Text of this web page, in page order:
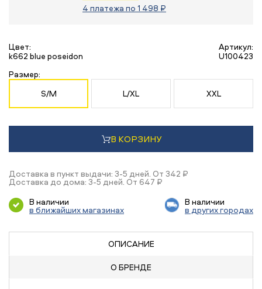
4 платежа по 1 498 ₽
Цвет:
k662 blue poseidon
Артикул:
U100423
Размер:
S/M
L/XL XXL
В КОРЗИНУ
Доставка в пункт выдачи: 3-5 дней. От 342 ₽
Доставка до дома: 3-5 дней. От 647 ₽
В наличии
в ближайших магазинах
В наличии
в других городах
ОПИСАНИЕ
О БРЕНДЕ